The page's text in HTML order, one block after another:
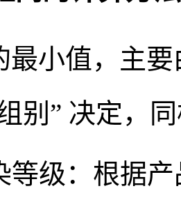
最小值，主要
别” 决定，
等级：根据